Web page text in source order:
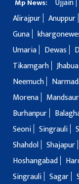
Mp News:
Alirajpur Anuppur
Guna
Umaria
Dewas
Tikamgarh Jhabua
Neemuch
Morena
Mandsaur
Burhanpur
Seoni Singrauli
Shahdol Shajapur
Hoshangabad
Singrauli Sagar